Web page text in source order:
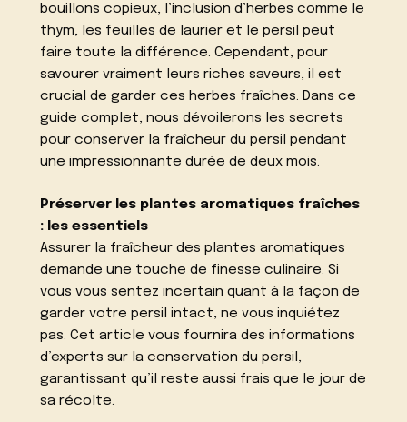
bouillons copieux, l’inclusion d’herbes comme le
thym, les feuilles de laurier et le persil peut
faire toute la différence. Cependant, pour
savourer vraiment leurs riches saveurs, il est
crucial de garder ces herbes fraîches. Dans ce
guide complet, nous dévoilerons les secrets
pour conserver la fraîcheur du persil pendant
une impressionnante durée de deux mois.
Préserver les plantes aromatiques fraîches
: les essentiels
Assurer la fraîcheur des plantes aromatiques
demande une touche de finesse culinaire. Si
vous vous sentez incertain quant à la façon de
garder votre persil intact, ne vous inquiétez
pas. Cet article vous fournira des informations
d’experts sur la conservation du persil,
garantissant qu’il reste aussi frais que le jour de
sa récolte.